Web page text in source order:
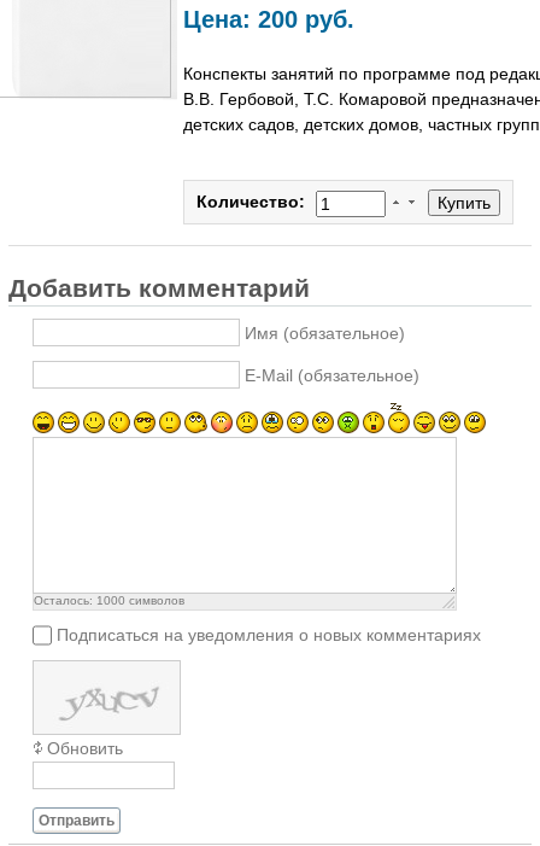
Цена: 200 руб.
Конспекты занятий по программе под
В.В. Гербовой, Т.С. Комаровой
детских садов, детских домов, частных
Количество:
Добавить комментарий
Имя (обязательное)
E-Mail (обязательное)
Осталось: 1000 символов
Подписаться на уведомления о новых комментариях
Обновить
Отправить